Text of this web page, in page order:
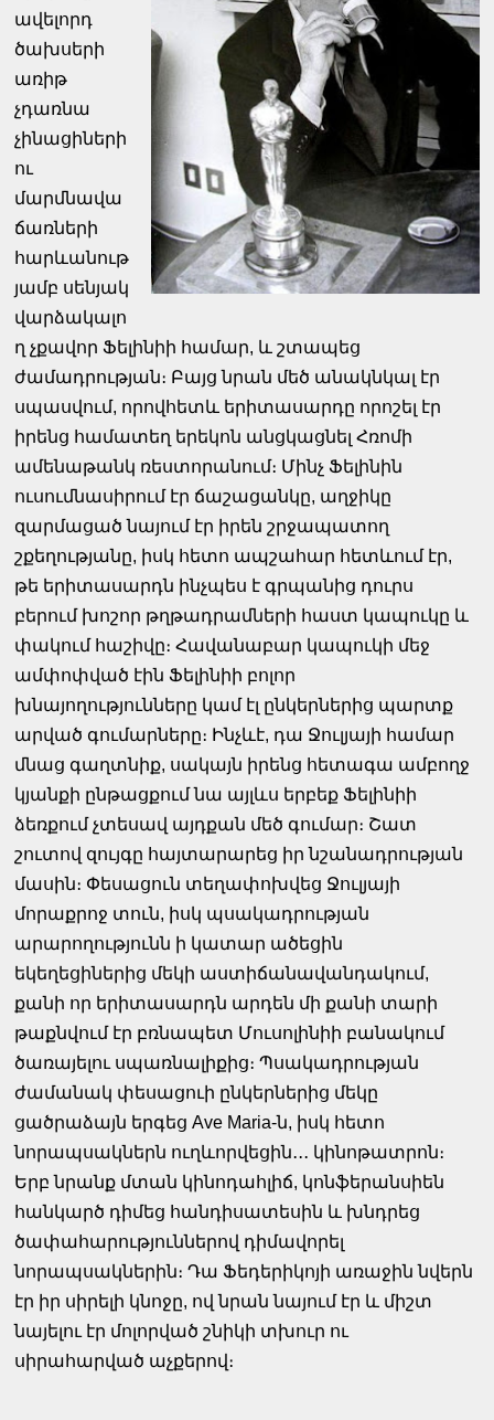
ավելորդ
ծախսերի
առիթ
չդառնա
չինացիների
ու
մարմնավա
ճառների
հարևանութ
յամբ սենյակ
վարձակալո
ղ չքավոր Ֆելինիի համար, և շտապեց
ժամադրության։ Բայց նրան մեծ անակնկալ էր
սպասվում, որովհետև երիտասարդը որոշել էր
իրենց համատեղ երեկոն անցկացնել Հռոմի
ամենաթանկ ռեստորանում։ Մինչ Ֆելինին
ուսումնասիրում էր ճաշացանկը, աղջիկը
զարմացած նայում էր իրեն շրջապատող
շքեղությանը, իսկ հետո ապշահար հետևում էր,
թե երիտասարդն ինչպես է գրպանից դուրս
բերում խոշոր թղթադրամների հաստ կապուկը և
փակում հաշիվը։ Հավանաբար կապուկի մեջ
ամփոփված էին Ֆելինիի բոլոր
խնայողությունները կամ էլ ընկերներից պարտք
արված գումարները։ Ինչևէ, դա Ջուլյայի համար
մնաց գաղտնիք, սակայն իրենց հետագա ամբողջ
կյանքի ընթացքում նա այլևս երբեք Ֆելինիի
ձեռքում չտեսավ այդքան մեծ գումար։ Շատ
շուտով զույգը հայտարարեց իր նշանադրության
մասին։ Փեսացուն տեղափոխվեց Ջուլյայի
մորաքրոջ տուն, իսկ պսակադրության
արարողությունն ի կատար ածեցին
եկեղեցիներից մեկի աստիճանավանդակում,
քանի որ երիտասարդն արդեն մի քանի տարի
թաքնվում էր բռնապետ Մուսոլինիի բանակում
ծառայելու սպառնալիքից։ Պսակադրության
ժամանակ փեսացուի ընկերներից մեկը
ցածրաձայն երգեց Ave Maria-ն, իսկ հետո
նորապսակներն ուղևորվեցին․․․ կինոթատրոն։
Երբ նրանք մտան կինոդահլիճ, կոնֆերանսիեն
հանկարծ դիմեց հանդիսատեսին և խնդրեց
ծափահարություններով դիմավորել
նորապսակներին։ Դա Ֆեդերիկոյի առաջին նվերն
էր իր սիրելի կնոջը, ով նրան նայում էր և միշտ
նայելու էր մոլորված շնիկի տխուր ու
սիրահարված աչքերով։